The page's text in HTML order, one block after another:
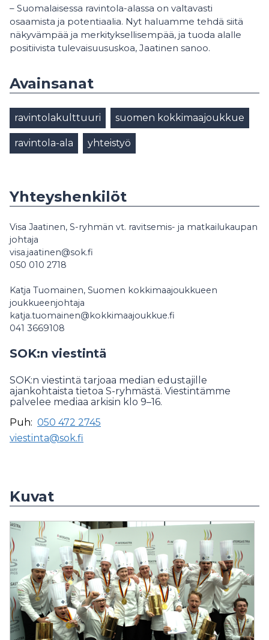
– Suomalaisessa ravintola-alassa on valtavasti
osaamista ja potentiaalia. Nyt haluamme tehdä siitä
näkyvämpää ja merkityksellisempää, ja tuoda alalle
positiivista tulevaisuususkoa, Jaatinen sanoo.
Avainsanat
ravintolakulttuuri suomen kokkimaajoukkue
ravintola-ala yhteistyö
Yhteyshenkilöt
Visa Jaatinen, S-ryhmän vt. ravitsemis- ja matkailukaupan
johtaja
visa.jaatinen@sok.fi
050 010 2718
Katja Tuomainen, Suomen kokkimaajoukkueen
joukkueenjohtaja
katja.tuomainen@kokkimaajoukkue.fi
041 3669108
SOK:n viestintä
SOK:n viestintä tarjoaa median edustajille
ajankohtaista tietoa S-ryhmästä. Viestintämme
palvelee mediaa arkisin klo 9–16.
Puh: 050 472 2745
viestinta@sok.fi
Kuvat